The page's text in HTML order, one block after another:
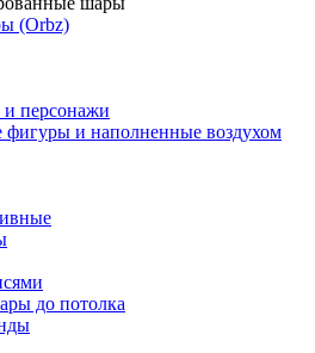
(Orbz)
персонажи
фигуры и наполненные воздухом
до потолка